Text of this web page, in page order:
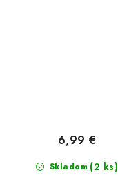
Skladom (2 ks)
6,99 €